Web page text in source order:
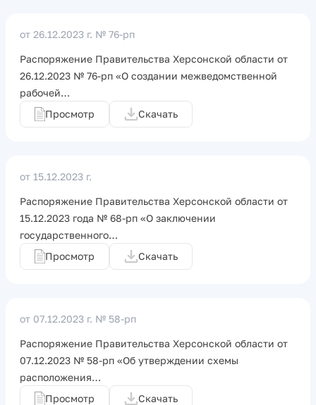
от 26.12.2023 г. № 76-рп
Распоряжение Правительства Херсонской области от
26.12.2023 № 76-рп «О создании межведомственной
рабочей…
Просмотр
Скачать
от 15.12.2023 г.
Распоряжение Правительства Херсонской области от
15.12.2023 года № 68-рп «О заключении
государственного…
Просмотр
Скачать
от 07.12.2023 г. № 58-рп
Распоряжение Правительства Херсонской области от
07.12.2023 № 58-рп «Об утверждении схемы
расположения…
Просмотр
Скачать